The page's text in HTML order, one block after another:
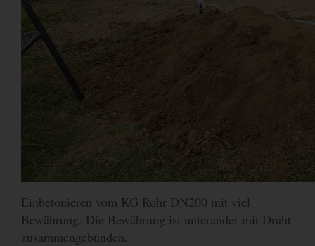
Einbetonieren vom KG Rohr DN200 mit viel
Bewährung. Die Bewährung ist unterander mit Draht
zusammengebunden.